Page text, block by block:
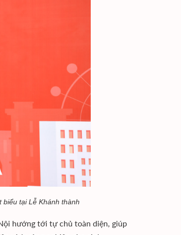
biểu tại Lễ Khánh thành
hướng tới tự chủ toàn diện, giúp